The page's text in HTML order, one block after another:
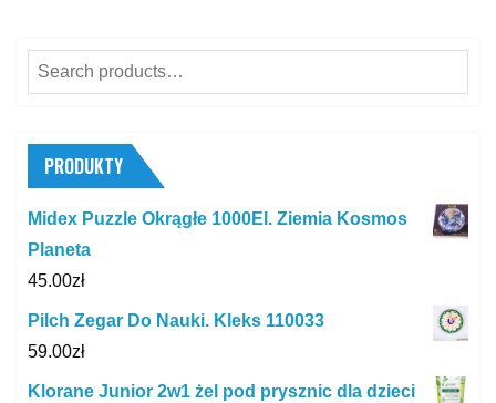
Search
for:
PRODUKTY
Midex Puzzle Okrągłe 1000El. Ziemia Kosmos
Planeta
45.00zł
Pilch Zegar Do Nauki. Kleks 110033
59.00zł
Klorane Junior 2w1 żel pod prysznic dla dzieci